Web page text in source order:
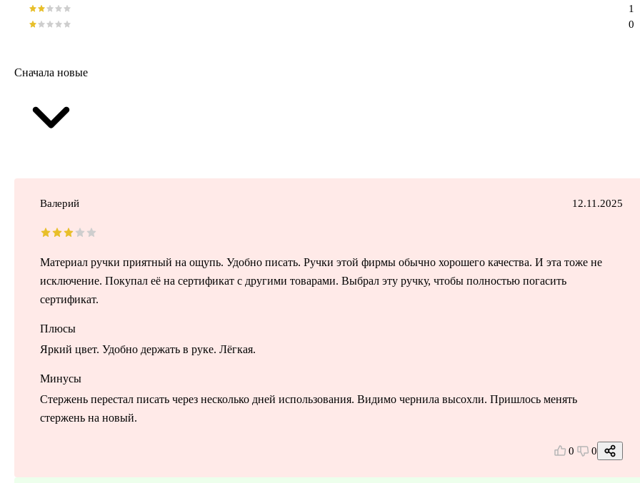
0
1
Сначала новые
Валерий 12.11.2025
Материал ручки приятный на ощупь. Удобно писать. Ручки этой фирмы обычно хорошего качества. И эта тоже не
исключение. Покупал её на сертификат с другими товарами. Выбрал эту ручку, чтобы полностью погасить
сертификат.
Плюсы
Яркий цвет. Удобно держать в руке. Лёгкая.
Минусы
Стержень перестал писать через несколько дней использования. Видимо чернила высохли. Пришлось менять
стержень на новый.
0 0